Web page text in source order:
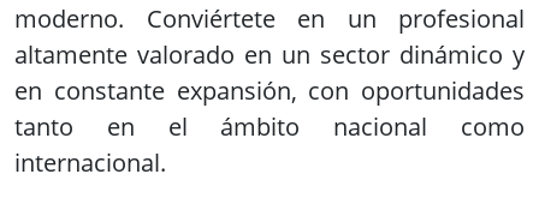
moderno. Conviértete en un profesional
altamente valorado en un sector dinámico y
en constante expansión, con oportunidades
tanto en el ámbito nacional como
internacional.